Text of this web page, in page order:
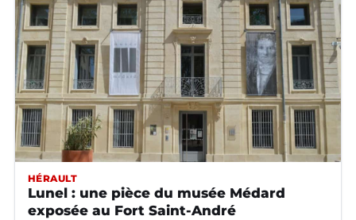
HÉRAULT
Lunel : une pièce du musée Médard
exposée au Fort Saint-André